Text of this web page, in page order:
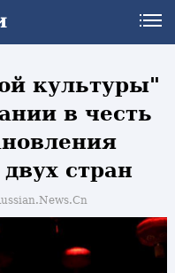
культуры"
в честь
стран